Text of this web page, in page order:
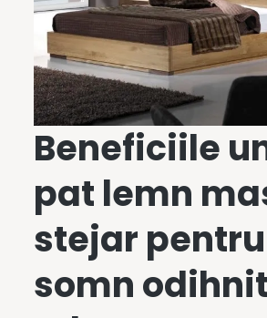
Beneficiile
pat lemn
stejar
somn